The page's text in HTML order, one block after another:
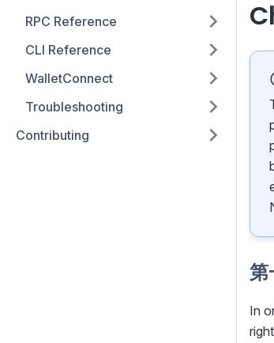
RPC Reference
CLI Reference
WalletConnect
Troubleshooting
Contributing
第
In